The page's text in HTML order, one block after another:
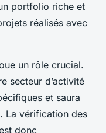
portfolio riche et
réalisés avec
un rôle crucial.
secteur d’activité
et saura
La vérification des
donc